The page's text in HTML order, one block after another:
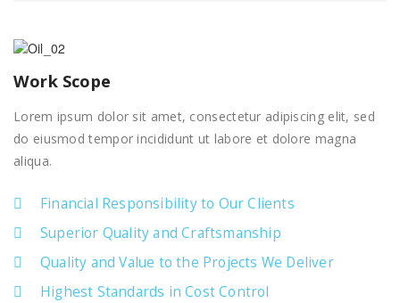
Work Scope
Lorem ipsum dolor sit amet, consectetur adipiscing elit, sed
do eiusmod tempor incididunt ut labore et dolore magna
aliqua.
Financial Responsibility to Our Clients
Superior Quality and Craftsmanship
Quality and Value to the Projects We Deliver
Highest Standards in Cost Control